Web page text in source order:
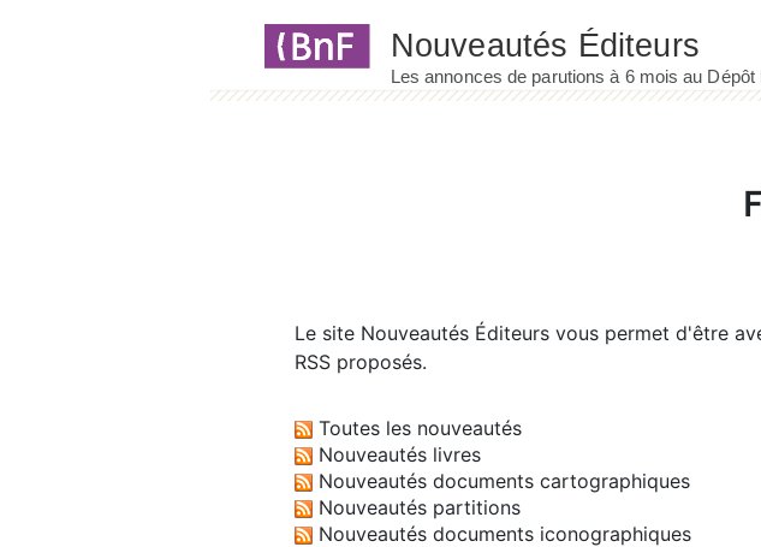
Le site Nouveautés Éditeurs vous permet d'être
RSS proposés.
Toutes les nouveautés
Nouveautés livres
Nouveautés documents cartographiques
Nouveautés partitions
Nouveautés documents iconographiques